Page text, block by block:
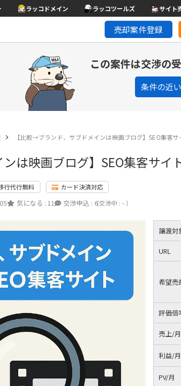
ラッコドメイン ラッコツールズ サイト
売却案件登録
この案件は交渉の
条件の近
【比較→ブランド、サブドメインは映画ブログ】SEO集客サ
は映画ブログ】SEO集客サイ
行代行無料 カード決済対応
気になる : 11 交渉申込 : 6
（交渉中 : - ）
譲渡対
URL
希望売
評価倍
売上/月
利益/月
PV/月